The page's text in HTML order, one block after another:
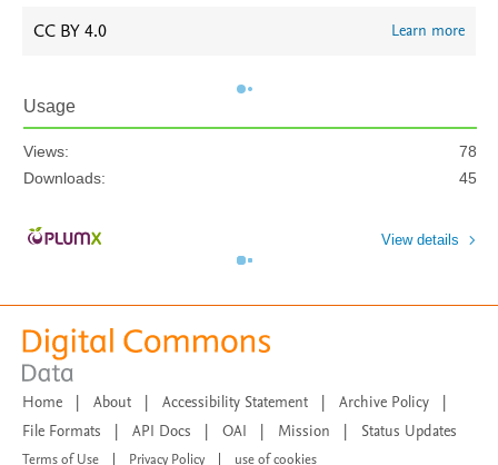
CC BY 4.0 Learn more
Usage
Views:
78
Downloads:
45
View details
Home | About | Accessibility Statement | Archive Policy
|
File Formats
| API Docs | OAI | Mission | Status Updates
Terms of Use Privacy Policy use of cookies